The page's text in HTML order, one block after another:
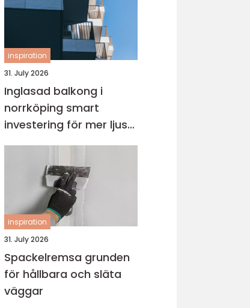
inspiration
31. July 2026
Inglasad balkong i
norrköping smart
investering för mer ljus
och extra yta
inspiration
31. July 2026
Spackelremsa grunden
för hållbara och släta
väggar